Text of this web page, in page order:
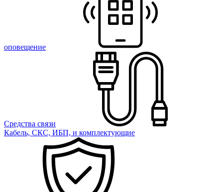
оповещение
Средства связи
Кабель, СКС, ИБП, и комплектующие